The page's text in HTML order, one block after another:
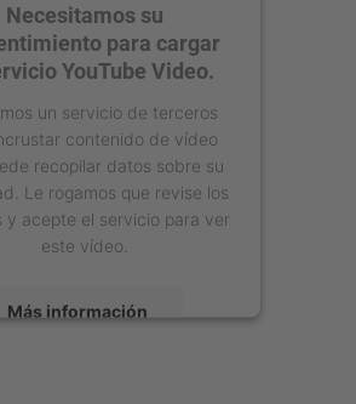
Necesitamos su
para cargar
YouTube Video.
un servicio de terceros
contenido de vídeo
recopilar datos sobre su
Le rogamos que revise los
y acepte el servicio para ver
este vídeo.
Más información